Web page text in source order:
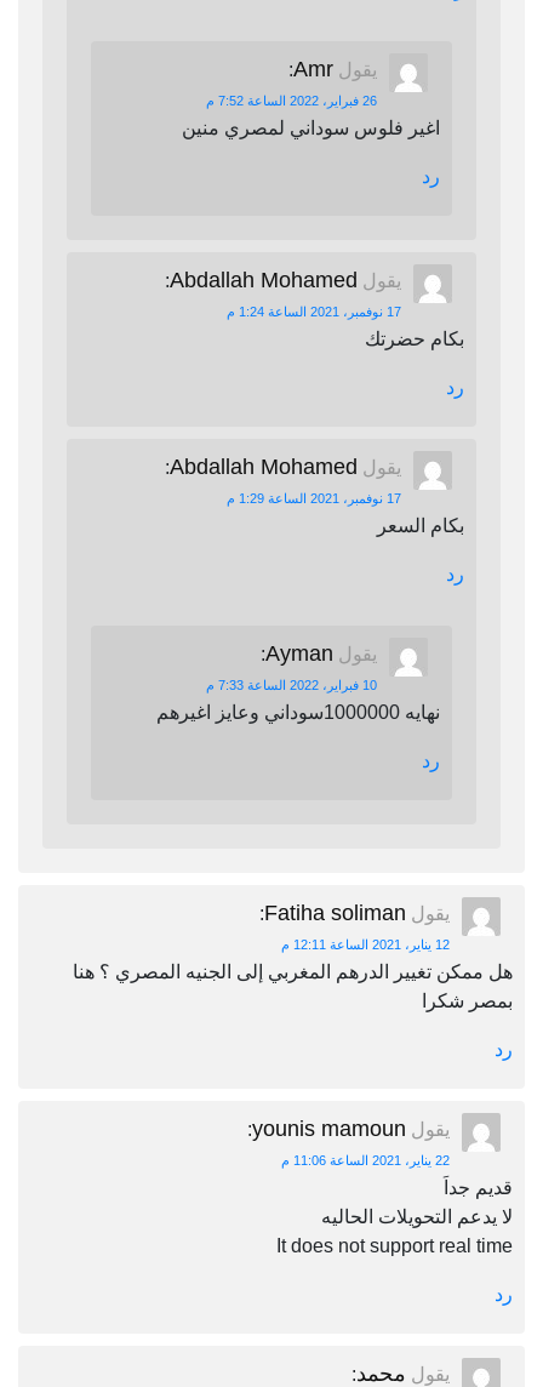
يقول Amr
:
26 فبراير، 2022 الساعة 7:52 م
اغير فلوس سوداني لمصري منين
رد
يقول Abdallah Mohamed
:
17 نوفمبر، 2021 الساعة 1:24 م
بكام حضرتك
رد
يقول Abdallah Mohamed
:
17 نوفمبر، 2021 الساعة 1:29 م
بكام السعر
رد
يقول Ayman
:
10 فبراير، 2022 الساعة 7:33 م
نهايه 1000000سوداني وعايز اغيرهم
رد
يقول Fatiha soliman
:
12 يناير، 2021 الساعة 12:11 م
هل ممكن تغيير الدرهم المغربي إلى الجنيه المصري ؟ هنا
بمصر شكرا
رد
يقول younis mamoun
:
22 يناير، 2021 الساعة 11:06 م
قديم جداَ
لا يدعم التحويلات الحاليه
It does not support real time
رد
يقول محمد: